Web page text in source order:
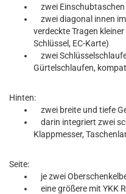
zwei
zwei diagonal innen
verdeckte Tragen
Schlüssel, EC-Karte)
zwei
Gürtelschlaufen,
Hinten:
zwei breite und tiefe
darin integriert zwei
Klappmesser,
Seite:
je zwei
eine größere mit YKK